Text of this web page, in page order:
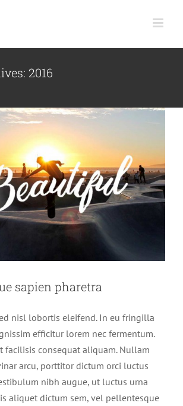
2016
neque sapien pharetra
sapien pharetra
nisl lobortis eleifend. In eu fringilla
efficitur lorem nec fermentum.
facilisis consequat aliquam. Nullam
arcu, porttitor dictum orci luctus
nibh augue, ut luctus urna
aliquet dictum sem, vel pellentesque